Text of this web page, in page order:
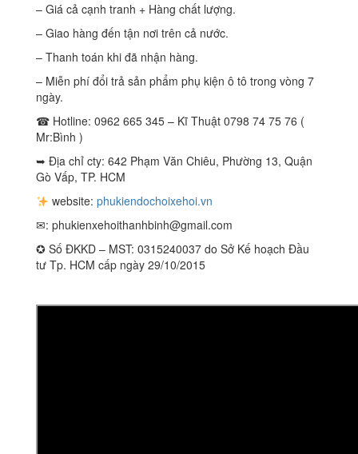
– Giá cả cạnh tranh + Hàng chất lượng.
– Giao hàng đến tận nơi trên cả nước.
– Thanh toán khi đã nhận hàng.
– Miễn phí đổi trả sản phẩm phụ kiện ô tô trong vòng 7
ngày.
☎ Hotline: 0962 665 345 – Kĩ Thuật 0798 74 75 76 (
Mr:Bình )
➥ Địa chỉ cty: 642 Phạm Văn Chiêu, Phường 13, Quận
Gò Vấp, TP. HCM
website: phukiendochoixehoi.vn
✉: phukienxehoithanhbinh@gmail.com
✪ Số ĐKKD – MST: 0315240037 do Sở Kế hoạch Đầu
tư Tp. HCM cấp ngày 29/10/2015